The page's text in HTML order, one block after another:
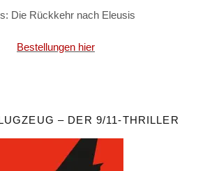
Bestellungen hier
– DER 9/11-THRILLER